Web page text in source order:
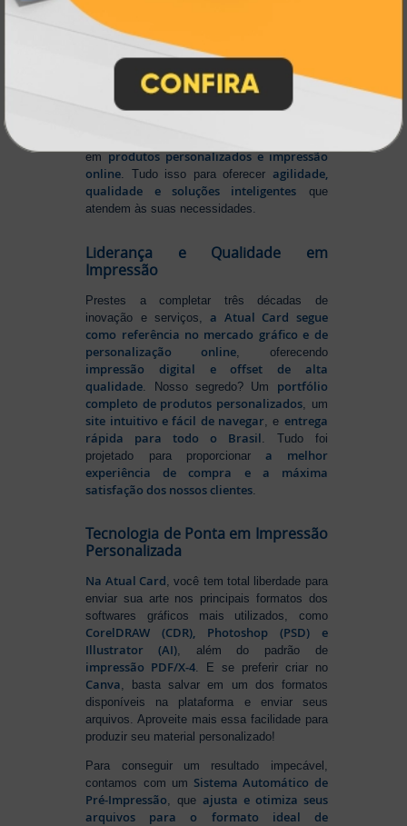
Muito antes de termos como
impressão sob demanda e web to print
popularizarem, a Atual Card já estava
transformando o mercado gráfico
Nascemos digitais e seguimos
inovando
em produtos personalizados e impressão
online. Tudo isso para oferecer agilidade,
qualidade e soluções inteligentes que
atendem às suas necessidades.
Liderança e Qualidade em
Impressão
Prestes a completar três décadas de
inovação e serviços,a Atual Card segue
como referência no mercado gráfico e de
personalização online, oferecendo
impressão digital e offset de alta
qualidade . Nosso segredo? Um portfólio
completo de produtos personalizados , um
site intuitivo e fácil de navegar , e entrega
rápida para todo o Brasil . Tudo foi
projetado para proporcionara melhor
experiência de compra e a máxima
satisfação dos nossos clientes
Tecnologia de Ponta em Impressão
Personalizada
Na Atual Card, você tem total liberdade para
enviar sua arte nos principais formatos dos
softwares gráficos mais utilizados, como
CorelDRAW (CDR), Photoshop (PSD) e
Illustrator (AI), além do padrão de
impressão PDF/X-4. E se preferir criar no
Canva, basta salvar em um dos formatos
disponíveis na plataforma e enviar seus
arquivos. Aproveite mais essa facilidade para
produzir seu material personalizado!
Para conseguir um resultado impecável,
contamos com um Sistema Automático de
Pré-Impressão, queajusta e otimiza seus
arquivos para o formato ideal de